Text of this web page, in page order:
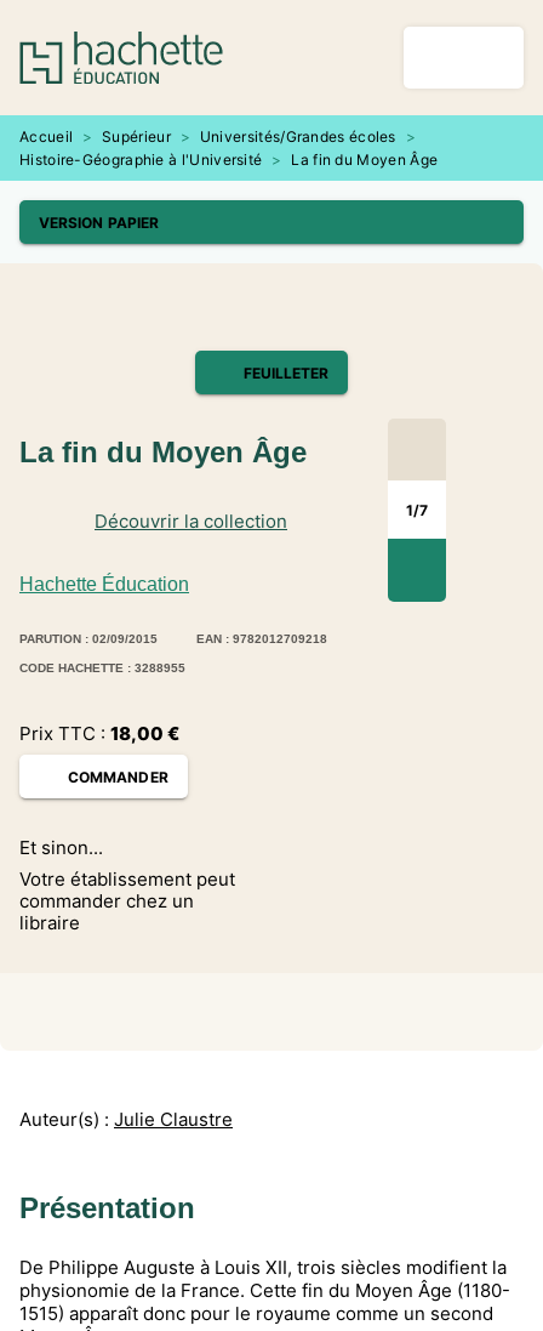
MENU RECHERCHE
PIED DE PAGE
Accueil > Supérieur > Universités/Grandes écoles
>
Histoire-Géographie à l'Université > La fin du Moyen Âge
VERSION PAPIER
1/7
FEUILLETER
Hachette Éducation
Découvrir la collection
La fin du Moyen Âge
PARUTION : 02/09/2015 EAN : 9782012709218
CODE HACHETTE : 3288955
Prix TTC : 18,00 €
COMMANDER
Et sinon...
Votre établissement peut
commander chez un
libraire
Auteur(s) : Julie Claustre
Présentation
De Philippe Auguste à Louis XII, trois siècles modifient la
physionomie de la France. Cette fin du Moyen Âge (1180-
1515) apparaît donc pour le royaume comme un second